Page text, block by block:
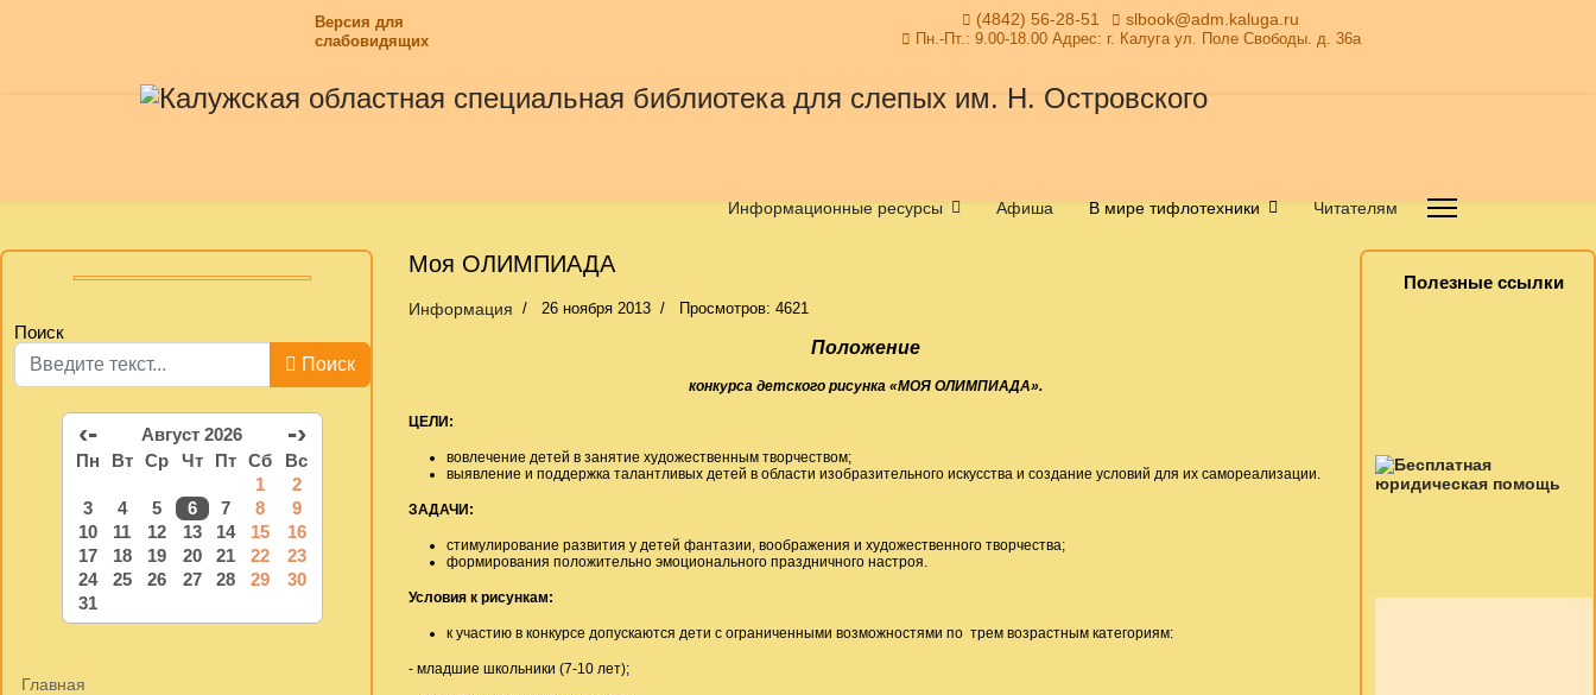
Версия для
слабовидящих
(4842) 56-28-51 slbook@adm.kaluga.ru
Пн.-Пт.: 9.00-18.00 Адрес: г. Калуга ул. Поле Свободы. д. 36а
Информационные ресурсы Афиша В мире тифлотехники Читателям
Поиск
Поиск
‹- Август 2026 -›
Пн Вт Ср Чт Пт Сб
Вс
1
2
3
4 5 6 7 8
9
10
11 12 13 14 15
16
17
18 19 20 21 22
23
24
25 26 27 28 29
30
31
Главная
Моя ОЛИМПИАДА
Информация 26 ноября 2013 Просмотров: 4621
Положение
конкурса детского рисунка «МОЯ ОЛИМПИАДА».
ЦЕЛИ:
вовлечение детей в занятие художественным творчеством;
выявление и поддержка талантливых детей в области изобразительного искусства и создание условий для их самореализации.
ЗАДАЧИ:
стимулирование развития у детей фантазии, воображения и художественного творчества;
формирования положительно эмоционального праздничного настроя.
Условия к рисункам:
к участию в конкурсе допускаются дети с ограниченными возможностями по трем возрастным категориям:
- младшие школьники (7-10 лет);
Полезные ссылки